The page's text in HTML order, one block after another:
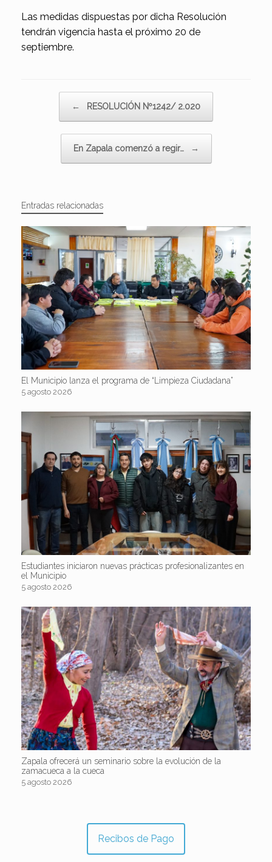
Las medidas dispuestas por dicha Resolución
tendrán vigencia hasta el próximo 20 de
septiembre.
← RESOLUCIÓN Nº1242/ 2.020
En Zapala comenzó a regir… →
Entradas relacionadas
El Municipio lanza el programa de “Limpieza Ciudadana”
5 agosto 2026
Estudiantes iniciaron nuevas prácticas profesionalizantes en
el Municipio
5 agosto 2026
Zapala ofrecerá un seminario sobre la evolución de la
zamacueca a la cueca
5 agosto 2026
Recibos de Pago